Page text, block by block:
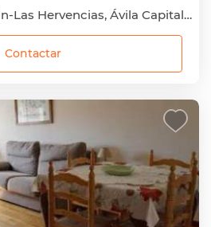
San Antonio-Estación-Las Hervencias, Ávila Capital, Ávila
Contactar